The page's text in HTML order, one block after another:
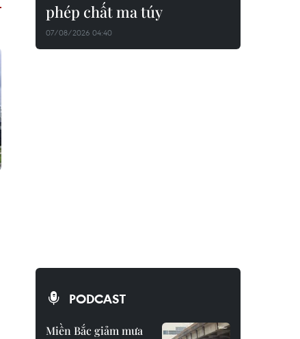
phép chất ma túy
07/08/2026 04:40
PODCAST
Miền Bắc giảm mưa